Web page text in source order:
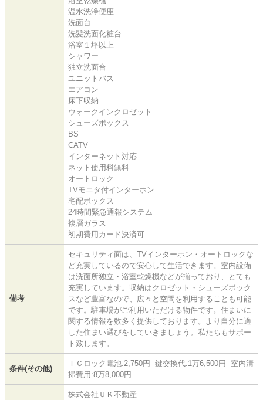
温水洗浄便座
洗面台
洗髪洗面化粧台
浴室１坪以上
シャワー
独立洗面台
ユニットバス
エアコン
床下収納
ウォークインクロゼット
シューズボックス
BS
CATV
インターネット対応
ネット使用料無料
オートロック
TVモニタ付インターホン
宅配ボックス
24時間緊急通報システム
複層ガラス
初期費用カード決済可
備考
セキュリティ面は、TVインターホン・オートロックな
ど充実しているので安心して生活できます。室内設備
は洗面所独立・浴室乾燥機などが揃っており、とても
充実しています。収納はクロゼット・シューズボック
スなど豊富なので、広々と空間を利用することも可能
です。駐車場がご利用いただける物件です。住まいに
関する情報を数多く提供しております。より自分に適
した住まい選びをしていきましょう。私たちもサポー
ト致します。
条件(その他)
ＩＣロック電池:2,750円 鍵交換代:1万6,500円 室内清
掃費用:8万8,000円
株式会社ＵＫ不動産